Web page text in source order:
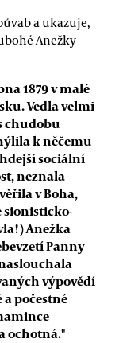
a ukazuje,
Anežky
1879 v malé
Vedla velmi
chudobu
k něčemu
sociální
neznala
v Boha,
sionisticko-
Anežka
Panny
výpovědí
počestné
ochotná."